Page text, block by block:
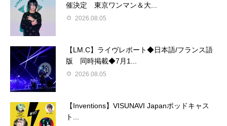
催決定 東京ワンマン＆大...
2026.08.05
【LM.C】ライヴレポート◆日本語/フランス語
版 同時掲載◆7月1...
2026.08.05
【Inventions】VISUNAVI Japanポッドキャス
ト...